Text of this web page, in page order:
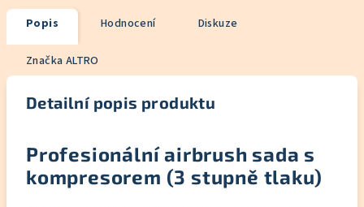
Popis Hodnocení Diskuze
Značka ALTRO
Detailní popis produktu
Profesionální airbrush sada s
kompresorem (3 stupně tlaku)